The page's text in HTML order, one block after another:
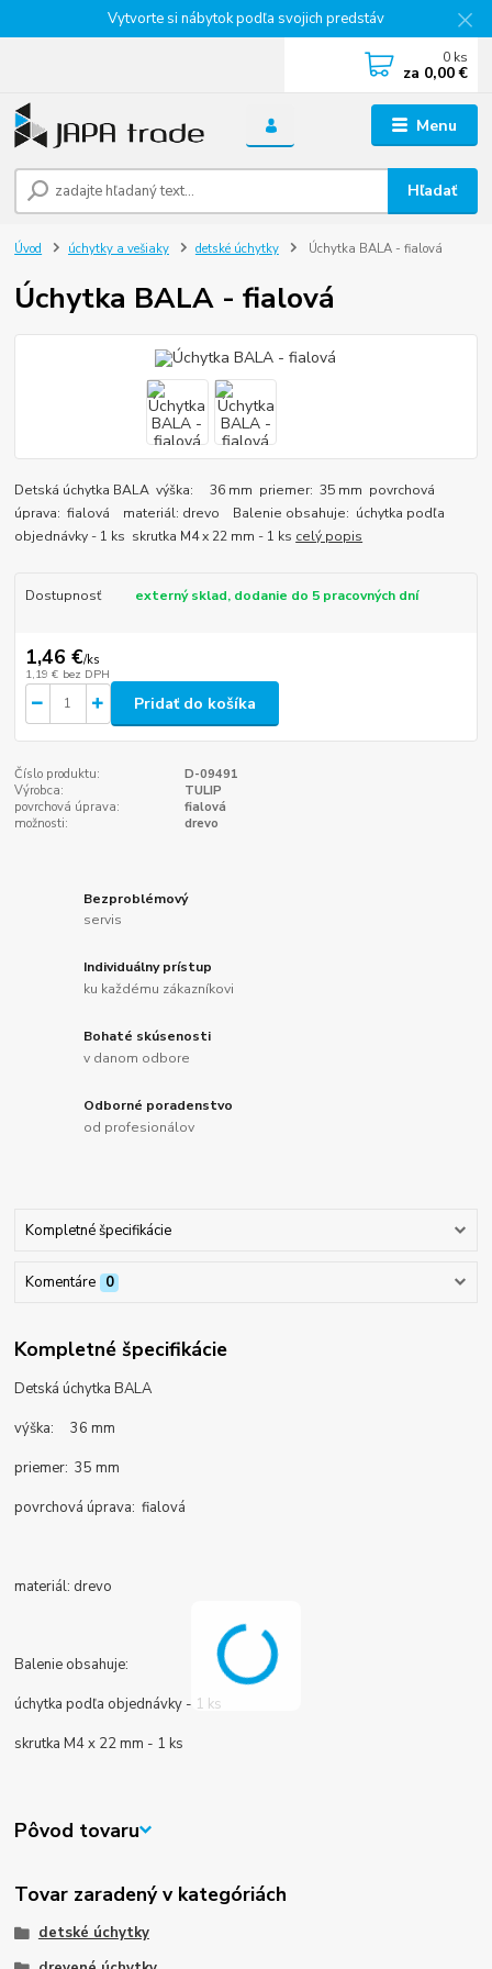
Vytvorte si nábytok podľa svojich predstáv
Menu
Hľadať
0 ks
za 0,00 €
Úvod úchytky a vešiaky detské úchytky Úchytka BALA - fialová
Úchytka BALA - fialová
Detská úchytka BALA výška: 36 mm priemer: 35 mm povrchová
úprava: fialová materiál: drevo Balenie obsahuje: úchytka podľa
objednávky - 1 ks skrutka M4 x 22 mm - 1 ks celý popis
Dostupnosť externý sklad, dodanie do 5 pracovných dní
1,46 €/ks
1,19 € bez DPH
Pridať do košíka
Číslo produktu:
D-09491
Výrobca:
TULIP
povrchová úprava:
fialová
možnosti:
drevo
Bezproblémový
servis
Individuálny prístup
ku každému zákazníkovi
Bohaté skúsenosti
v danom odbore
Odborné poradenstvo
od profesionálov
Kompletné špecifikácie
Komentáre 0
Kompletné špecifikácie
Detská úchytka BALA
výška: 36 mm
priemer: 35 mm
povrchová úprava: fialová
materiál: drevo
Balenie obsahuje:
úchytka podľa objednávky - 1 ks
skrutka M4 x 22 mm - 1 ks
Pôvod tovaru
Tovar zaradený v kategóriách
detské úchytky